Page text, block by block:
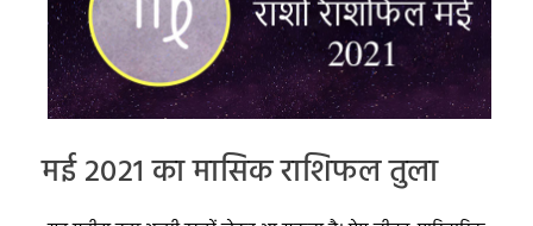
मई 2021 का मासिक राशिफल तुला